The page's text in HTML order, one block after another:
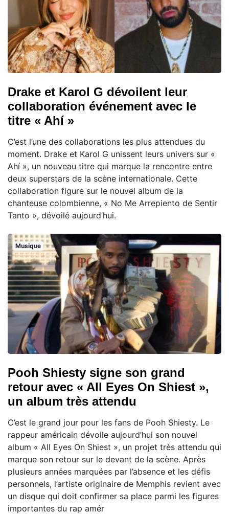
Drake et Karol G dévoilent leur
collaboration événement avec le
titre « Ahí »
C’est l’une des collaborations les plus attendues du
moment. Drake et Karol G unissent leurs univers sur «
Ahí », un nouveau titre qui marque la rencontre entre
deux superstars de la scène internationale. Cette
collaboration figure sur le nouvel album de la
chanteuse colombienne, « No Me Arrepiento de Sentir
Tanto », dévoilé aujourd’hui.
Musique
Pooh Shiesty signe son grand
retour avec « All Eyes On Shiest »,
un album très attendu
C’est le grand jour pour les fans de Pooh Shiesty. Le
rappeur américain dévoile aujourd’hui son nouvel
album « All Eyes On Shiest », un projet très attendu qui
marque son retour sur le devant de la scène. Après
plusieurs années marquées par l’absence et les défis
personnels, l’artiste originaire de Memphis revient avec
un disque qui doit confirmer sa place parmi les figures
importantes du rap amér